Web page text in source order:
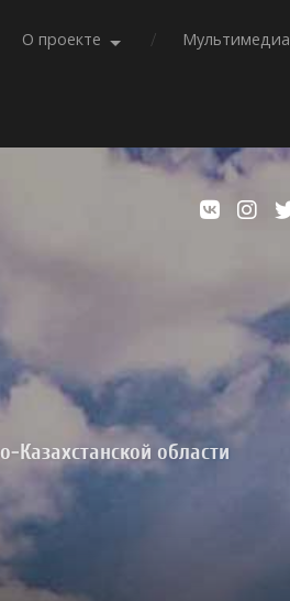
О проекте Мультимедиа
Казахстанской области